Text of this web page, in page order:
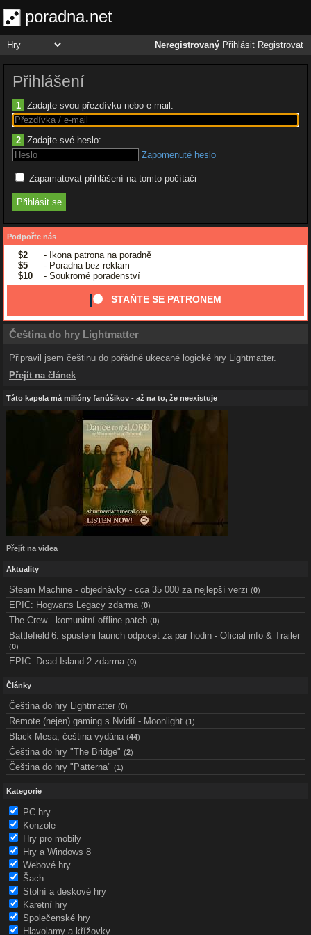
poradna.net
Neregistrovaný Přihlásit Registrovat
Přihlášení
1 Zadajte svou přezdívku nebo e-mail:
2 Zadajte své heslo:
Zapomenuté heslo
Zapamatovat přihlášení na tomto počítači
Podpořte nás
$2
- Ikona patrona na poradně
$5
- Poradna bez reklam
$10
- Soukromé poradenství
STAŇTE SE PATRONEM
Čeština do hry Lightmatter
Připravil jsem češtinu do pořádně ukecané logické hry Lightmatter.
Přejít na článek
Táto kapela má milióny fanúšikov - až na to, že neexistuje
Přejít na videa
Aktuality
Steam Machine - objednávky - cca 35 000 za nejlepší verzi (0)
EPIC: Hogwarts Legacy zdarma (0)
The Crew - komunitní offline patch (0)
Battlefield 6: spusteni launch odpocet za par hodin - Oficial info & Trailer
(0)
EPIC: Dead Island 2 zdarma (0)
Články
Čeština do hry Lightmatter (0)
Remote (nejen) gaming s Nvidií - Moonlight (1)
Black Mesa, čeština vydána (44)
Čeština do hry "The Bridge" (2)
Čeština do hry "Patterna" (1)
Kategorie
PC hry
Konzole
Hry pro mobily
Hry a Windows 8
Webové hry
Šach
Stolní a deskové hry
Karetní hry
Společenské hry
Hlavolamy a křížovky